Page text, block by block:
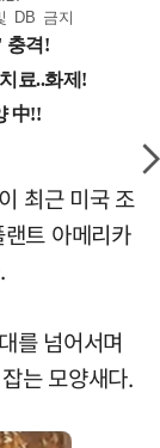
DB 금지
최근 미국 조
트 아메리카
를 넘어서며
는 모양새다.